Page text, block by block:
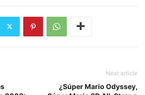
Next article
¿Súper Mario Odyssey,